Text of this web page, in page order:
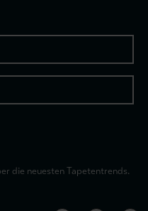
die neuesten Tapetentrends.